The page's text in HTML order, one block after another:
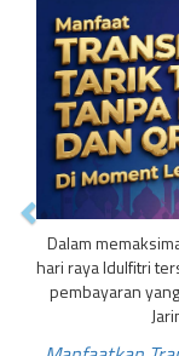
Dalam
hari raya Idulfitri
pembayaran